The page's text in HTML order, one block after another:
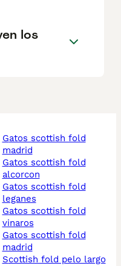
los
gatos scottish fold
madrid
gatos scottish fold
alcorcon
gatos scottish fold
leganes
gatos scottish fold
vinaros
gatos scottish fold
madrid
scottish fold pelo largo